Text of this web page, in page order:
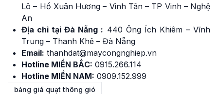
Lô – Hồ Xuân Hương – Vinh Tân – TP Vinh – Nghệ
An
Địa chỉ tại Đà Nẵng : 440 Ông Ích Khiêm – Vĩnh
Trung – Thanh Khê – Đà Nẵng
Email: thanhdat@maycongnghiep.vn
Hotline MIỀN BẮC: 0915.266.114
Hotline MIỀN NAM: 0909.152.999
bảng giá quạt thông gió